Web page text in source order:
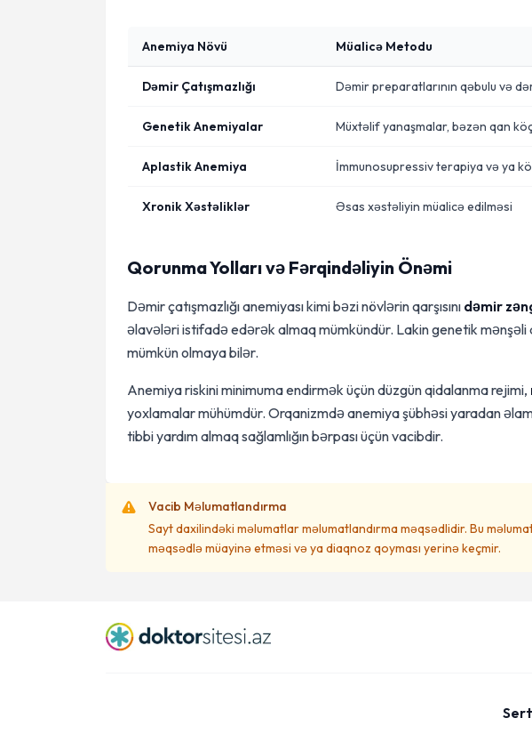
Anemiya Növü Müalicə Metodu
Dəmir Çatışmazlığı Dəmir preparatlarının qəbulu və
Genetik Anemiyalar Müxtəlif yanaşmalar, bəzən qan
Aplastik Anemiya İmmunosupressiv terapiya və ya
Xronik Xəstəliklər Əsas xəstəliyin müalicə edilməsi
Qorunma Yolları və Fərqindəliyin Önəmi
Dəmir çatışmazlığı anemiyası kimi bəzi növlərin qarşısını dəmir
əlavələri istifadə edərək almaq mümkündür. Lakin genetik mənşəli
mümkün olmaya bilər.
Anemiya riskini minimuma endirmək üçün düzgün qidalanma rejimi,
yoxlamalar mühümdür. Orqanizmdə anemiya şübhəsi yaradan
tibbi yardım almaq sağlamlığın bərpası üçün vacibdir.
Vacib Məlumatlandırma
Sayt daxilindəki məlumatlar məlumatlandırma məqsədlidir. Bu
məqsədlə müayinə etməsi və ya diaqnoz qoyması yerinə keçmir.